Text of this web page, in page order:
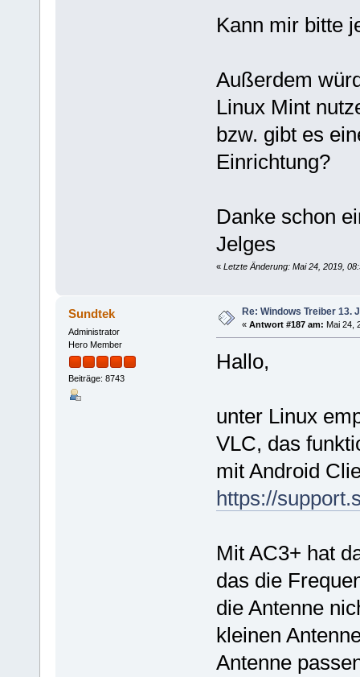
Kann mir bitte
Außerdem
Linux Mint
bzw. gibt es
Einrichtung?
Danke schon
Jelges
« Letzte Änderung: Mai 24, 2019,
Sundtek
Administrator
Hero Member
Beiträge: 8743
Re: Windows Treiber 13.
« Antwort #187 am: Mai 24,
Hallo,
unter Linux
VLC, das
mit Android
https://
Mit AC3+ hat
das die
die Antenne
kleinen
Antenne